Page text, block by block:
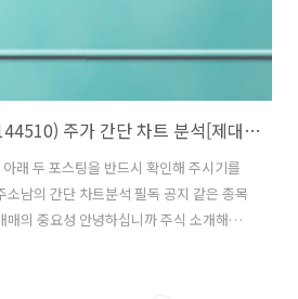
주소남의 녹십자랩셀(144510) 주가 간단 차트 분석[제대혈 관련주]
래 두 포스팅을 반드시 확인해 주시기를
남의 간단 차트분석 필독 공지 같은 종목
매의 중요성 안녕하십니까 주식 소개해주
간에 소개해드릴 기업은 앞서 소개해드린